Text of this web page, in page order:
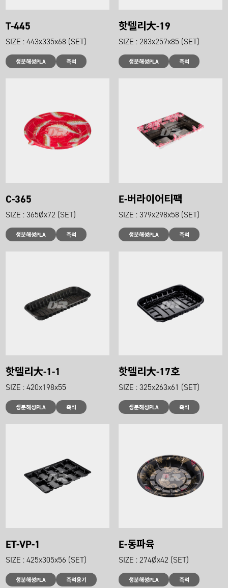
T-445
SIZE : 443x335x68 (SET)
생분해성PLA 즉석
핫델리大-19
SIZE : 283x257x85 (SET)
생분해성PLA 즉석
C-365
SIZE : 365Øx72 (SET)
생분해성PLA 즉석
E-버라이어티팩
SIZE : 379x298x58 (SET)
생분해성PLA 즉석
핫델리大-1-1
SIZE : 420x198x55
생분해성PLA 즉석
핫델리大-17호
SIZE : 325x263x61 (SET)
생분해성PLA 즉석
ET-VP-1
SIZE : 425x305x56 (SET)
생분해성PLA 즉석용기
E-동파육
SIZE : 274Øx42 (SET)
생분해성PLA 즉석